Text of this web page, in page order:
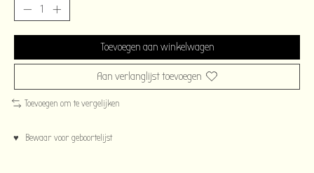
Toevoegen aan winkelwagen
Aan verlanglijst toevoegen
Toevoegen om te vergelijken
♥ Bewaar voor geboortelijst